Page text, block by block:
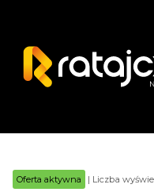
Oferta aktywna
| Liczba